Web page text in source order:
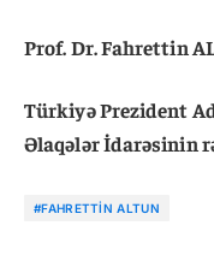
Prof. Dr. Fahrettin
Türkiyə Prezident
Əlaqələr İdarəsinin
#FAHRETTIN ALTUN